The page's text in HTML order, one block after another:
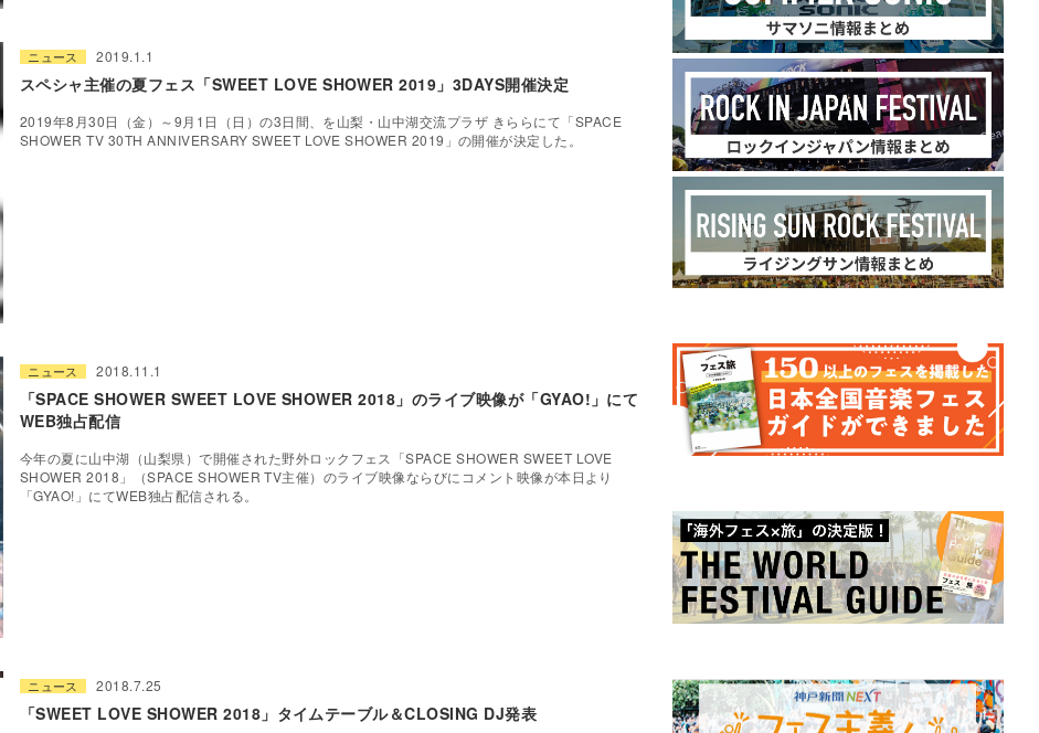
ニュース 2019.1.1
スペシャ主催の夏フェス「SWEET LOVE SHOWER 2019」3DAYS開催決定
2019年8月30日（金）～9月1日（日）の3日間、を山梨・山中湖交流プラザ きららにて「SPACE
SHOWER TV 30TH ANNIVERSARY SWEET LOVE SHOWER 2019」の開催が決定した。
ニュース 2018.11.1
「SPACE SHOWER SWEET LOVE SHOWER 2018」のライブ映像が「GYAO!」にて
WEB独占配信
今年の夏に山中湖（山梨県）で開催された野外ロックフェス「SPACE SHOWER SWEET LOVE
SHOWER 2018」（SPACE SHOWER TV主催）のライブ映像ならびにコメント映像が本日より
「GYAO!」にてWEB独占配信される。
ニュース 2018.7.25
「SWEET LOVE SHOWER 2018」タイムテーブル＆CLOSING DJ発表